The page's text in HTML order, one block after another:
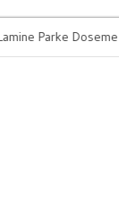
Doseme Maliyeti